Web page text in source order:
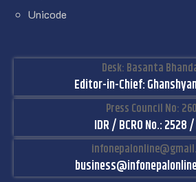
Unicode
Desk: Basanta
Editor-in-Chief:
Press Council No:
IDR / BCRO No.: 2528